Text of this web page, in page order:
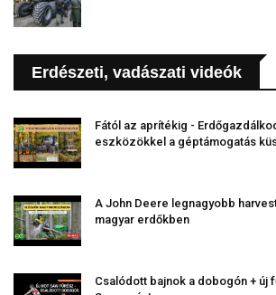
Erdészeti, vadászati videók
Fától az aprítékig -
eszközökkel a géptámogatás
A John Deere legnagyobb
magyar erdőkben
Csalódott bajnok a dobogón + új